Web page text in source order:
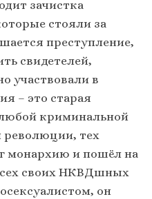
зачистка
стояли за
преступление,
свидетелей,
участвовали в
– это старая
криминальной
революции, тех
монархию и пошёл на
своих НКВДшных
он